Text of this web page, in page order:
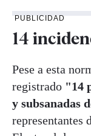
PUBLICIDAD
14
Pese a esta
registrado "14
y subsanadas
representantes